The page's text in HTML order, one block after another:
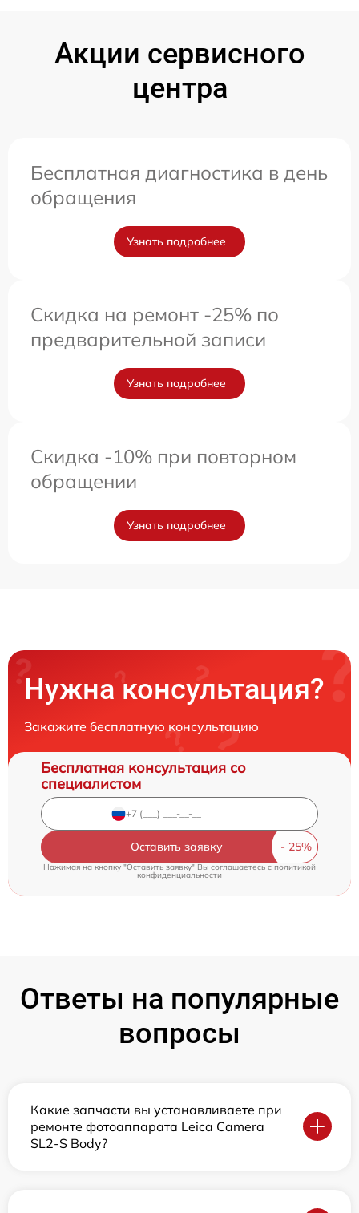
Акции сервисного
центра
Бесплатная диагностика в день
обращения
Узнать подробнее
Скидка на ремонт -25% по
предварительной записи
Узнать подробнее
Скидка -10% при повторном
обращении
Узнать подробнее
Нужна консультация?
Закажите бесплатную консультацию
Бесплатная консультация со
специалистом
Оставить заявку
Нажимая на кнопку "Оставить заявку" Вы соглашаетесь cполитикой
конфиденциальности
Ответы на популярные
вопросы
Какие запчасти вы устанавливаете при
ремонте фотоаппарата Leica Camera
SL2-S Body?